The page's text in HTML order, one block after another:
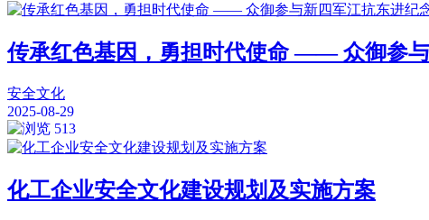
传承红色基因，勇担时代使命 —— 众御参
安全文化
2025-08-29
513
化工企业安全文化建设规划及实施方案